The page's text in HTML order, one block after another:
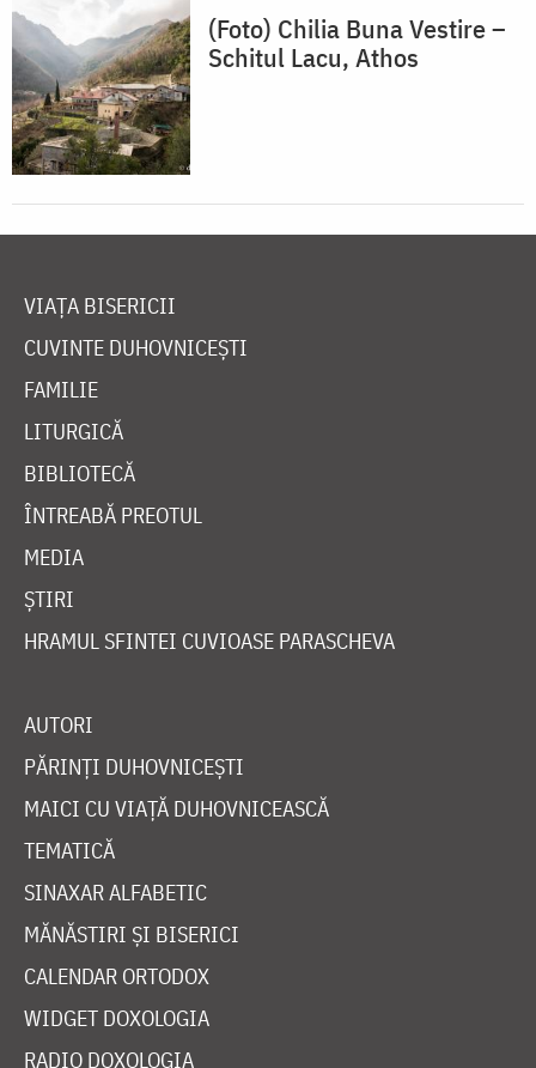
(Foto) Chilia Buna Vestire –
Schitul Lacu, Athos
VIAȚA BISERICII
CUVINTE DUHOVNICEȘTI
FAMILIE
LITURGICĂ
BIBLIOTECĂ
ÎNTREABĂ PREOTUL
MEDIA
ȘTIRI
HRAMUL SFINTEI CUVIOASE PARASCHEVA
AUTORI
PĂRINȚI DUHOVNICEȘTI
MAICI CU VIAȚĂ DUHOVNICEASCĂ
TEMATICĂ
SINAXAR ALFABETIC
MĂNĂSTIRI ȘI BISERICI
CALENDAR ORTODOX
WIDGET DOXOLOGIA
RADIO DOXOLOGIA